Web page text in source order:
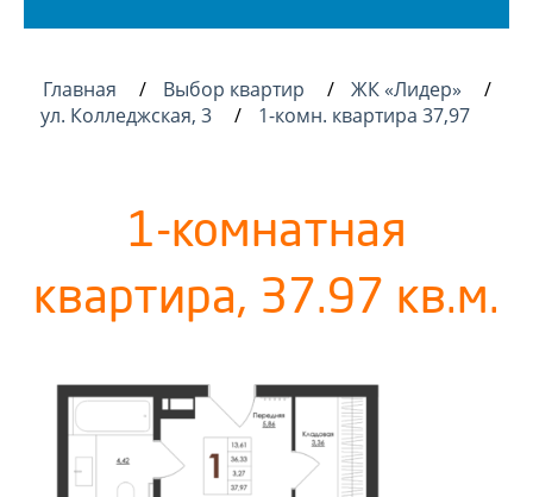
Главная Выбор квартир
ЖК «Лидер»
ул. Колледжская, 3
1-комн. квартира 37,97
1-комнатная
квартира, 37.97 кв.м.